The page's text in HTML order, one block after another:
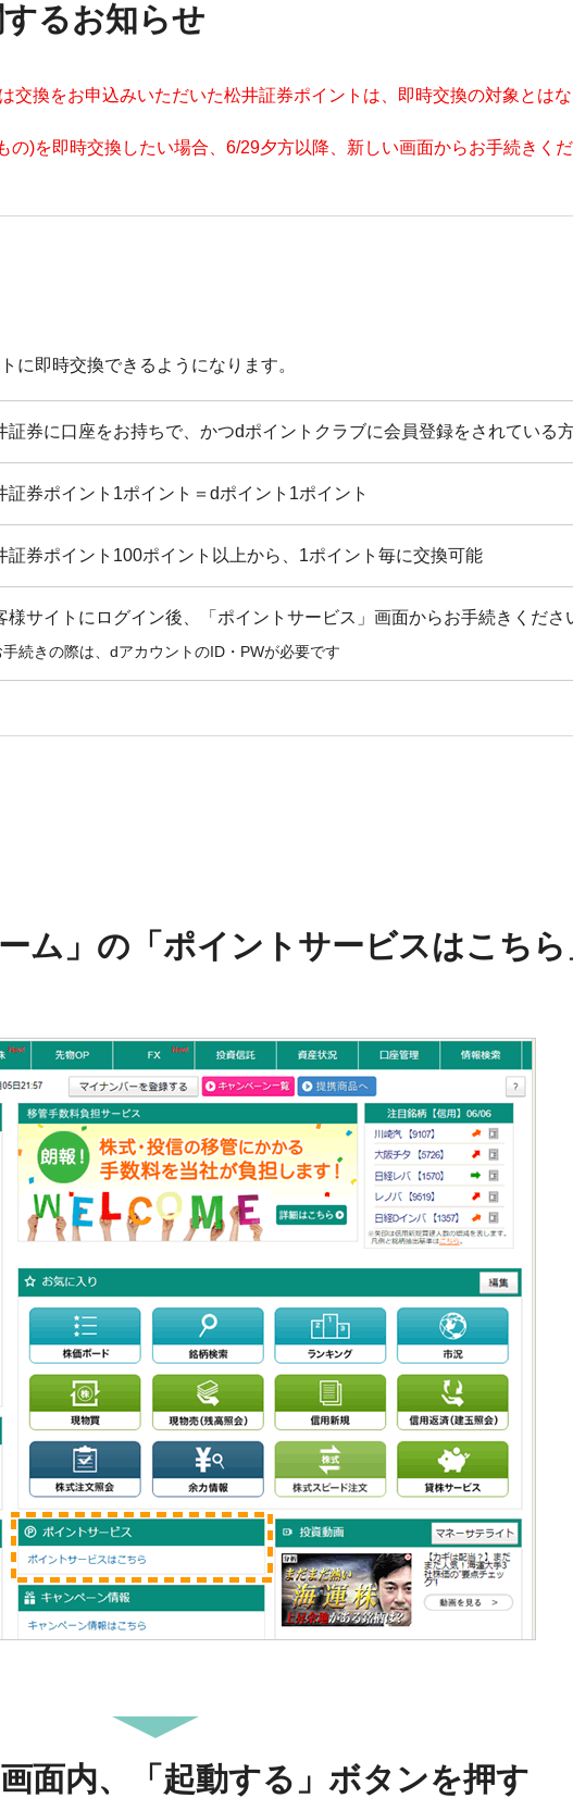
するお知らせ
交換をお申込みいただいた松井証券ポイントは、即時交換の対象とは
の)を即時交換したい場合、6/29夕方以降、新しい画面からお手続きく
に即時交換できるようになります。
証券に口座をお持ちで、かつdポイントクラブに会員登録をされている
証券ポイント1ポイント＝dポイント1ポイント
証券ポイント100ポイント以上から、1ポイント毎に交換可能
様サイトにログイン後、「ポイントサービス」画面からお手続きくださ
手続きの際は、dアカウントのID・PWが必要です
ム」の「ポイントサービスはこち
面内、「起動する」ボタンを押す